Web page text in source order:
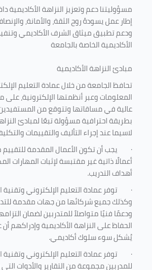
مسؤوليتنا دعم وتعزيز النزاهة الأكاديمية
إطار عمل يسودهُ روح الثقة، والأمانة،
ودعم تطبيق ميثاق الشرف الأكاديمي
الأكاديمية الخاصة بالجامعة
مبادئ النزاهة الأكاديمية
تحافظ الجامعة من خلال عمادة التعليم
المعلومات وعبر أنظمتها الإلكترونية، على
عالية في مساقاتها وتتوقع من
بطريقة احترافية مسؤولة تبعًا لمبادئ
لاسيما عند إجراء التأليف والتقييمات
· يجب أن تكون الأعمال المقدمة
أعمالًا ذاتية غير مقتبسة لإثبات المهارات
أهداف التدريب.
· توفر عمادة التعليم الإلكتروني
وكذلك جميع شركائها من جهات مقدمة
ودعمًا فنيًا متواصلاً للمتدربين لضمان
الحفاظ على النزاهة الأكاديمية وإدراكهم أن
يُشكل سوء سلوك أكاديمي.
· توفر عمادة التعليم الإلكتروني
للمدربين مجموعة من التقارير والأدوات